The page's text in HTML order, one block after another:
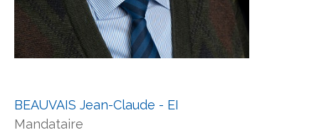
BEAUVAIS Jean-Claude - EI
Mandataire